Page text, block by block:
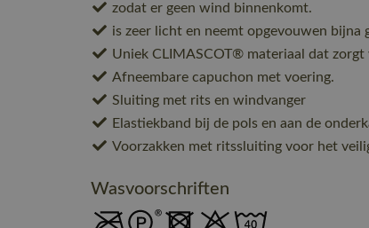
zodat er geen wind binnenkomt.
is zeer licht en neemt opgevouwen bijna
Uniek CLIMASCOT® materiaal dat
Afneembare capuchon met voering.
Sluiting met rits en windvanger
Elastiekband bij de pols en aan de
Voorzakken met ritssluiting voor het
Wasvoorschriften